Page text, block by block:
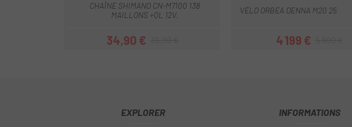
CHAÎNE SHIMANO CN-M7100 138
MAILLONS +QL 12V.
Prix
34,90 €Prix habituel
VÉLO ORBEA DENNA M20 25
Prix
4 199 €Prix habituel
EXPLORER INFORMATIONS